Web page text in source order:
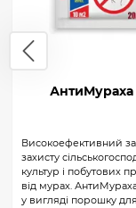
АнтиМураха
Високоефективний
захисту
культур і побутових
від мурах.
у вигляді порошку